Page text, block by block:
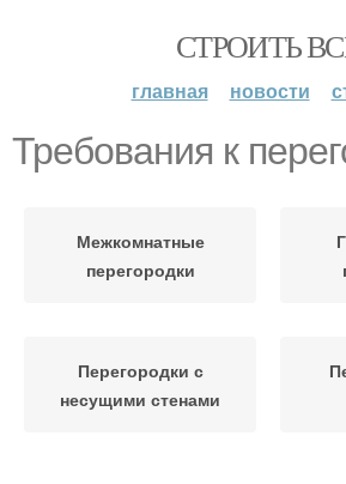
СТРОИТЬ
главная новости
Требования к
Межкомнатные
перегородки
Перегородки с
несущими стенами